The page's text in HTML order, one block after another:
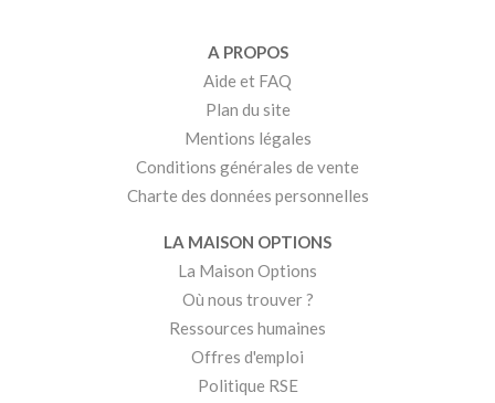
A PROPOS
Aide et FAQ
Plan du site
Mentions légales
Conditions générales de vente
Charte des données personnelles
LA MAISON OPTIONS
La Maison Options
Où nous trouver ?
Ressources humaines
Offres d'emploi
Politique RSE